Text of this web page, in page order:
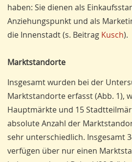
haben: Sie dienen als
Anziehungspunkt und als
die Innenstadt (s. Beitrag Kusch).
Marktstandorte
Insgesamt wurden bei der
Marktstandorte erfasst (Abb. 1),
Hauptmärkte und 15
absolute Anzahl der
sehr unterschiedlich. Insgesamt
verfügen über nur einen